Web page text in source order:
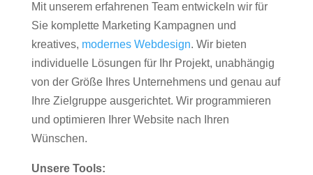
Mit unserem erfahrenen Team entwickeln wir für
Sie komplette Marketing Kampagnen und
kreatives, modernes Webdesign. Wir bieten
individuelle Lösungen für Ihr Projekt, unabhängig
von der Größe Ihres Unternehmens und genau auf
Ihre Zielgruppe ausgerichtet. Wir programmieren
und optimieren Ihrer Website nach Ihren
Wünschen.
Unsere Tools: